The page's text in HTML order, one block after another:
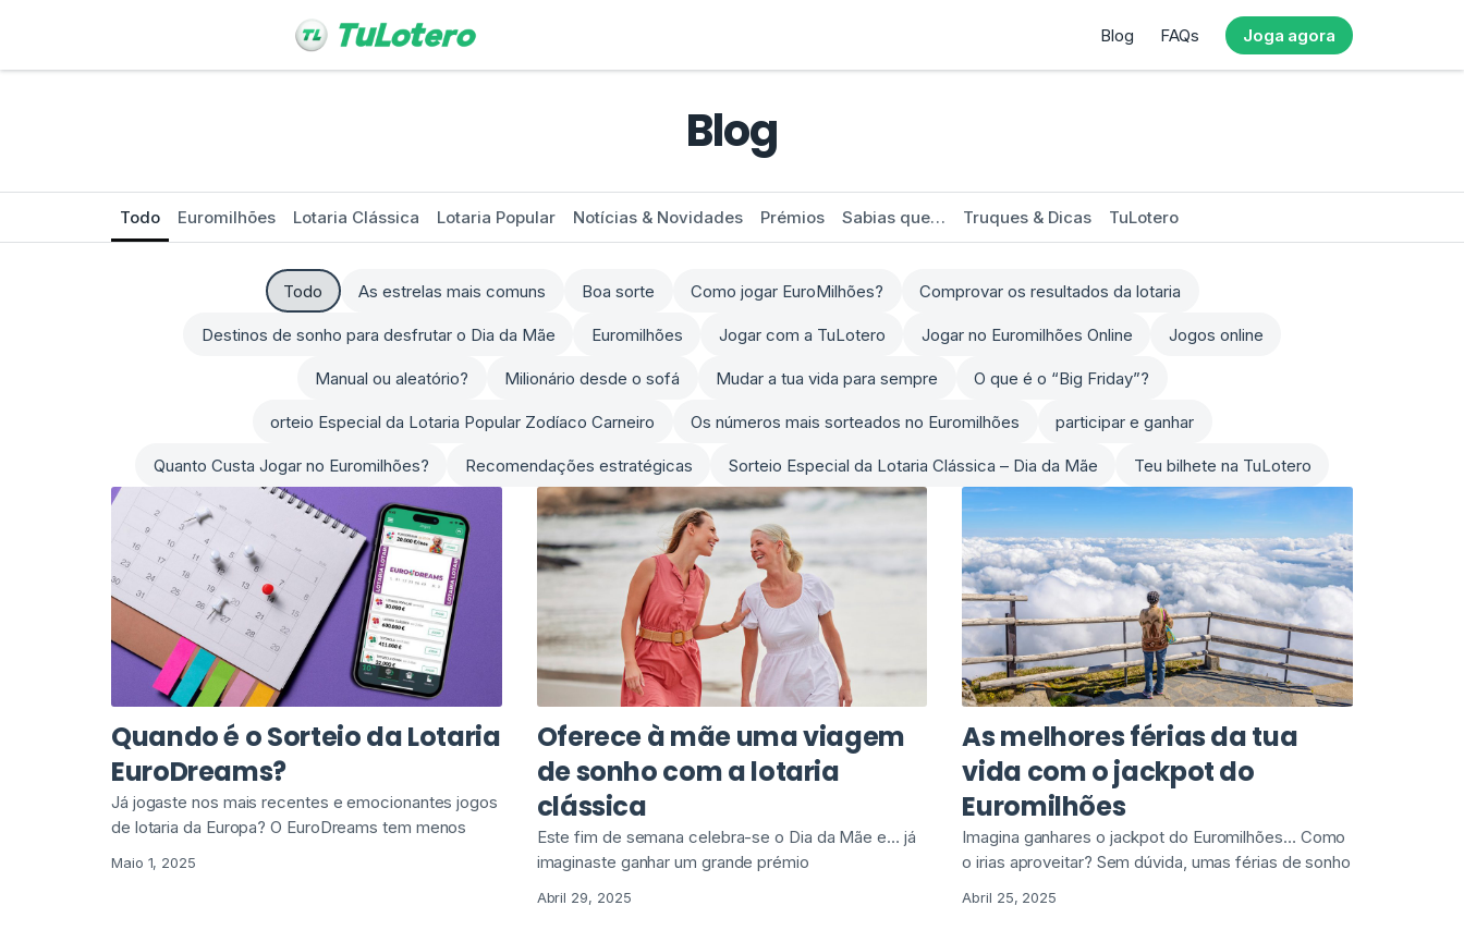
Blog FAQs Joga agora
Blog
Euromilhões Lotaria Clássica Lotaria Popular Notícias & Novidades Prémios Sabias que… Truques & Dicas TuLotero
Todo
As estrelas mais comuns Boa sorte Como jogar EuroMilhões? Comprovar os resultados da lotaria
Destinos de sonho para desfrutar o Dia da Mãe Euromilhões Jogar com a TuLotero Jogar no Euromilhões Online Jogos online
Manual ou aleatório? Milionário desde o sofá Mudar a tua vida para sempre O que é o “Big Friday”?
orteio Especial da Lotaria Popular Zodíaco Carneiro Os números mais sorteados no Euromilhões participar e ganhar
Quanto Custa Jogar no Euromilhões? Recomendações estratégicas Sorteio Especial da Lotaria Clássica – Dia da Mãe Teu bilhete na TuLotero
Todo
Quando é o Sorteio da Lotaria
EuroDreams?
Já jogaste nos mais recentes e emocionantes jogos
de lotaria da Europa? O EuroDreams tem menos
Maio 1, 2025
Oferece à mãe uma viagem
de sonho com a lotaria
clássica
Este fim de semana celebra-se o Dia da Mãe e… já
imaginaste ganhar um grande prémio
Abril 29, 2025
As melhores férias da tua
vida com o jackpot do
Euromilhões
Imagina ganhares o jackpot do Euromilhões… Como
o irias aproveitar? Sem dúvida, umas férias de sonho
Abril 25, 2025